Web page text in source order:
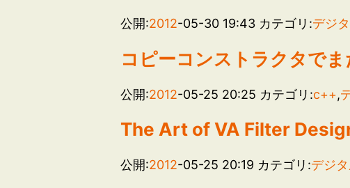
公開:2012-05-30 19:43 カテゴリ:デジ
コピーコンストラクタで
公開:2012-05-25 20:25 カテゴリ:c++,
The Art of VA Filter
公開:2012-05-25 20:19 カテゴリ:デジ